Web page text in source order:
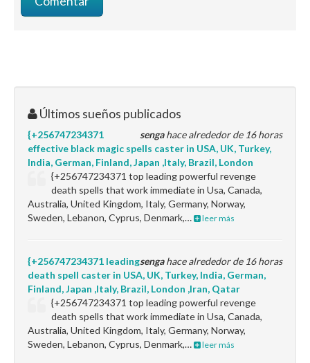
Últimos sueños publicados
sengahace alrededor de 16 horas
{+256747234371
effective black magic spells caster in USA, UK, Turkey,
India, German, Finland, Japan ,Italy, Brazil, London
{+256747234371 top leading powerful revenge
death spells that work immediate in Usa, Canada,
Australia, United Kingdom, Italy, Germany, Norway,
Sweden, Lebanon, Cyprus, Denmark,…
leer más
sengahace alrededor de 16 horas
{+256747234371 leading
death spell caster in USA, UK, Turkey, India, German,
Finland, Japan ,Italy, Brazil, London ,Iran, Qatar
{+256747234371 top leading powerful revenge
death spells that work immediate in Usa, Canada,
Australia, United Kingdom, Italy, Germany, Norway,
Sweden, Lebanon, Cyprus, Denmark,…
leer más